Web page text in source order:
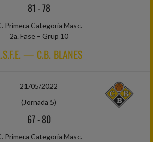
81 -78
Primera Categoria Masc. –
2a. Fase – Grup 10
— C.B. BLANES
21/05/2022
(Jornada 5)
67-80
Primera Categoria Masc. –